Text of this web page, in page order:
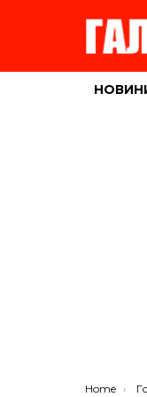
You are
Home